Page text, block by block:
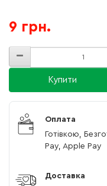
9 грн.
Купити
Оплата
Готівкою,
Pay, Apple Pay
Доставка